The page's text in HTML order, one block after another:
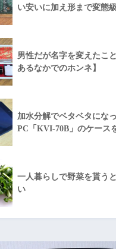
い安いに加え形まで変態級
男性だが名字を変えたこ
あるなかでのホンネ】
加水分解でベタベタにな
PC「KVI-70B」のケース
一人暮らしで野菜を貰う
い